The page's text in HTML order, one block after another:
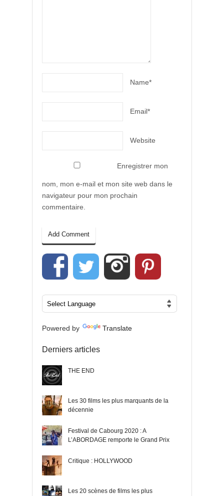
Name*
Email*
Website
Enregistrer mon
nom, mon e-mail et mon site web dans le
navigateur pour mon prochain
commentaire.
Powered by Translate
Derniers articles
THE END
Les 30 films les plus marquants de la
décennie
Festival de Cabourg 2020 : A
L’ABORDAGE remporte le Grand Prix
Critique : HOLLYWOOD
Les 20 scènes de films les plus